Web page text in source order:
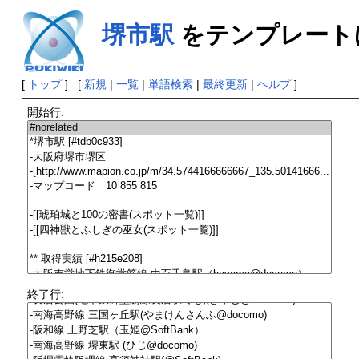
堺市駅 をテンプレー
[ トップ] [ 新規 | 一覧| 単語検索| 最終更新| ヘルプ]
開始行:
終了行: